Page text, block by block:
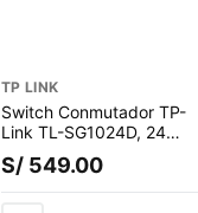
TP LINK
Switch Conmutador TP-
Link TL-SG1024D, 24
puertos Gigabit,
10/100/1000 Mbps, de
escritorio y montaje rack,
S/ 549.00